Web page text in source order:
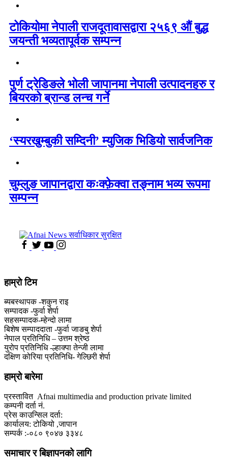
टोकियोमा नेपाली राजदूतावासद्वारा २५६९ औं बुद्ध
जयन्ती भव्यतापूर्वक सम्पन्न
पुर्ण ट्रेडिङले भोली जापानमा नेपाली उत्पादनहरु र
बियरको ब्रान्ड लन्च गर्ने
‘स्यरखुम्बुकी सम्दिनी’ म्युजिक भिडियो सार्वजनिक
चुम्लुङ जापानद्वारा कःक्फ़ेक्वा तङ्नाम भव्य रूपमा
सम्पन्न
हाम्राे टिम
ब्यबस्थापक -शकुन राइ
सम्पादक -फुर्वा शेर्पा
सहसम्पादक-म्हेन्दो लामा
‍बिशेष सम्पाददाता -फुर्वा जा‌ङबु शेर्पा
नेपाल प्रतिनिधि – उत्तम श्रेष्ठ
युरोप प्रतिनिधि -ल्हाक्पा तेन्जी लामा
दक्षिण कोरिया प्रतिनिधि- गेल्छिरी शेर्पा
हाम्रो बारेमा
प्रस्तावित Afnai multimedia and production private limited
कम्पनी दर्ता नं.
प्रेस काउन्सिल दर्ता:
कार्यालय: टोकियो ,जापान
सम्पर्क :-०८० ९०४७ ३३४८
समाचार र बिज्ञापनको लागि